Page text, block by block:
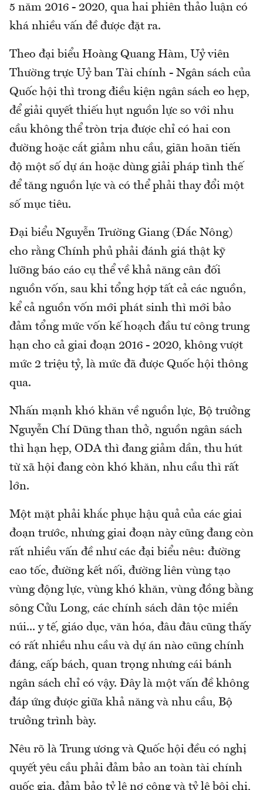
5 năm 2016 - 2020, qua hai phiên thảo luận có
khá nhiều vấn đề được đặt ra.
Theo đại biểu Hoàng Quang Hàm, Uỷ viên
Thường trực Uỷ ban Tài chính - Ngân sách của
Quốc hội thì trong điều kiện ngân sách eo hẹp,
để giải quyết thiếu hụt nguồn lực so với nhu
cầu không thể tròn trịa được chỉ có hai con
đường hoặc cắt giảm nhu cầu, giãn hoãn tiến
độ một số dự án hoặc dùng giải pháp tình thế
để tăng nguồn lực và có thể phải thay đổi một
số mục tiêu.
Đại biểu Nguyễn Trường Giang (Đắc Nông)
cho rằng Chính phủ phải đánh giá thật kỹ
lưỡng báo cáo cụ thể về khả năng cân đối
nguồn vốn, sau khi tổng hợp tất cả các nguồn,
kể cả nguồn vốn mới phát sinh thì mới bảo
đảm tổng mức vốn kế hoạch đầu tư công trung
hạn cho cả giai đoạn 2016 - 2020, không vượt
mức 2 triệu tỷ, là mức đã được Quốc hội thông
qua.
Nhấn mạnh khó khăn về nguồn lực, Bộ trưởng
Nguyễn Chí Dũng than thở, nguồn ngân sách
thì hạn hẹp, ODA thì đang giảm dần, thu hút
từ xã hội đang còn khó khăn, nhu cầu thì rất
lớn.
Một mặt phải khắc phục hậu quả của các giai
đoạn trước, nhưng giai đoạn này cũng đang còn
rất nhiều vấn đề như các đại biểu nêu: đường
cao tốc, đường kết nối, đường liên vùng tạo
vùng động lực, vùng khó khăn, vùng đồng bằng
sông Cửu Long, các chính sách dân tộc miền
núi... y tế, giáo dục, văn hóa, đâu đâu cũng thấy
có rất nhiều nhu cầu và dự án nào cũng chính
đáng, cấp bách, quan trọng nhưng cái bánh
ngân sách chỉ có vậy. Đây là một vấn đề không
đáp ứng được giữa khả năng và nhu cầu, Bộ
trưởng trình bày.
Nêu rõ là Trung ương và Quốc hội đều có nghị
quyết yêu cầu phải đảm bảo an toàn tài chính
quốc gia, đảm bảo tỷ lệ nợ công và tỷ lệ bội chi,